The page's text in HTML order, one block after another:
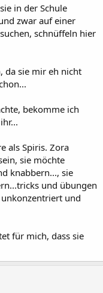
in der Schule
zwar auf einer
schnüffeln hier
da sie mir eh nicht
bekomme ich
als Spiris. Zora
sie möchte
knabbern..., sie
und übungen
und
für mich, dass sie